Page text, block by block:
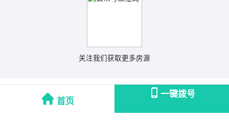
首页
一键拨号
关注我们获取更多房源